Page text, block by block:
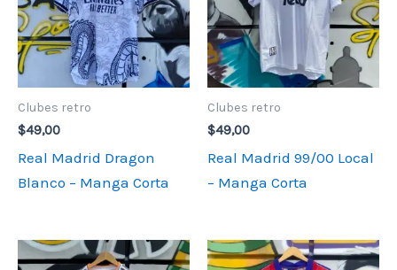
Clubes retro
$49,00
Real Madrid Dragon
Blanco – Manga Corta
Clubes retro
$49,00
Real Madrid 99/00 Local
– Manga Corta